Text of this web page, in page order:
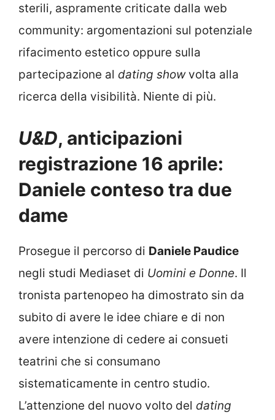
sterili, aspramente criticate dalla web
community: argomentazioni sul potenziale
rifacimento estetico oppure sulla
partecipazione al dating showvolta alla
ricerca della visibilità. Niente di più.
U&D, anticipazioni
registrazione 16 aprile:
Daniele conteso tra due
dame
Prosegue il percorso di Daniele Paudice
negli studi Mediaset di Uomini e Donne. Il
tronista partenopeo ha dimostrato sin da
subito di avere le idee chiare e di non
avere intenzione di cedere ai consueti
teatrini che si consumano
sistematicamente in centro studio.
L’attenzione del nuovo volto del dating